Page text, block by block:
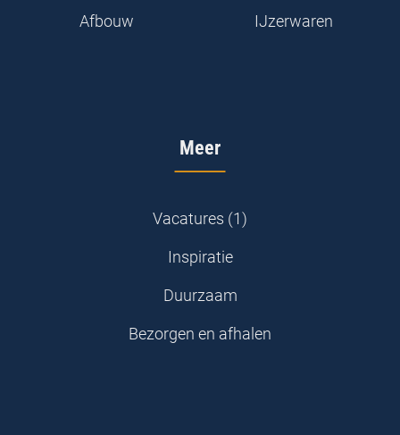
Afbouw IJzerwaren
Meer
Vacatures (1)
Inspiratie
Duurzaam
Bezorgen en afhalen